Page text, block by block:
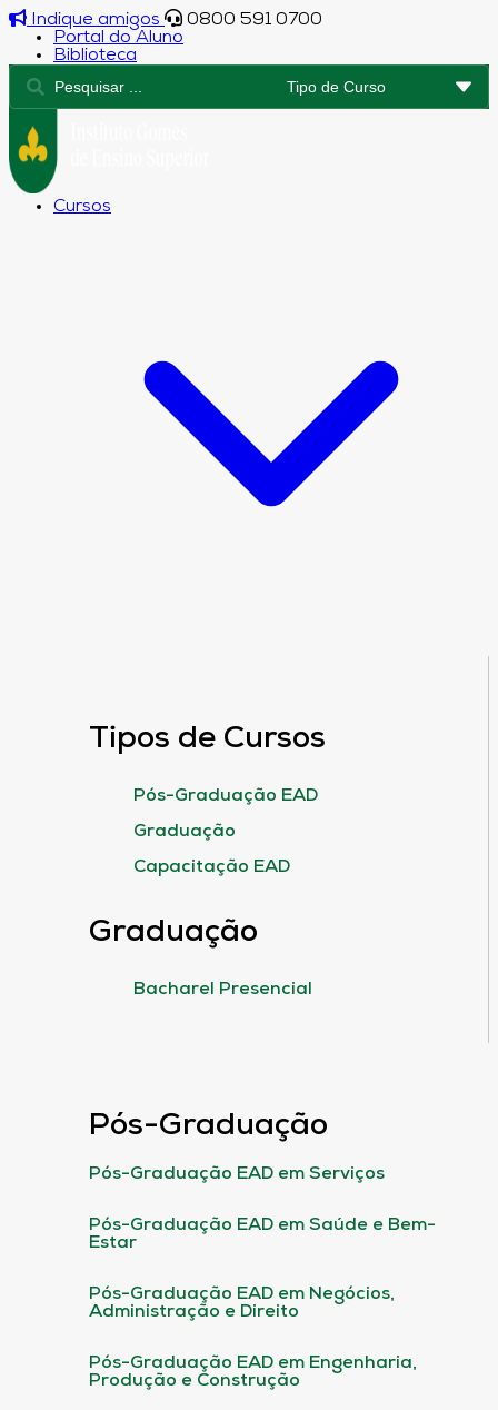
Indique amigos
0800 591 0700
Portal do Aluno
Biblioteca
Cursos
Tipos de Cursos
Pós-Graduação EAD
Graduação
Capacitação EAD
Graduação
Bacharel Presencial
Pós-Graduação
Pós-Graduação EAD em Serviços
Pós-Graduação EAD em Saúde e Bem-
Estar
Pós-Graduação EAD em Negócios,
Administração e Direito
Pós-Graduação EAD em Engenharia,
Produção e Construção